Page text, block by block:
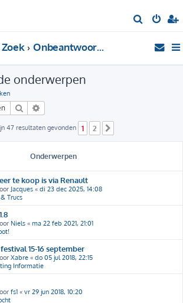
o
Zoek Onbeantwoorde onderwerpen
onderwerpen
Zoek
47 resultaten gevonden 1 2
Onderwerpen
te koop is via Renault
Jacques « di 23 dec 2025, 14:08
Trucs
Niels « ma 22 feb 2021, 21:01
15-16 september
Xabre « do 05 jul 2018, 22:15
Informatie
fs1 « vr 29 jun 2018, 10:20